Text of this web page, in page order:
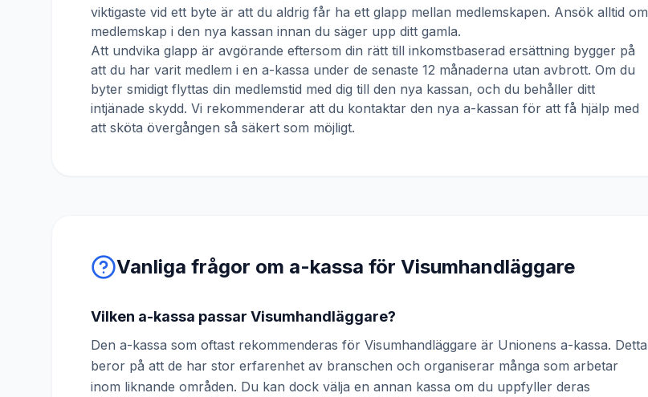
viktigaste vid ett byte är att du aldrig får ha ett glapp mellan medlemskapen. Ansök alltid om
medlemskap i den nya kassan innan du säger upp ditt gamla.
Att undvika glapp är avgörande eftersom din rätt till inkomstbaserad ersättning bygger på
att du har varit medlem i en a-kassa under de senaste 12 månaderna utan avbrott. Om du
byter smidigt flyttas din medlemstid med dig till den nya kassan, och du behåller ditt
intjänade skydd. Vi rekommenderar att du kontaktar den nya a-kassan för att få hjälp med
att sköta övergången så säkert som möjligt.
Vanliga frågor om a-kassa för Visumhandläggare
Vilken a-kassa passar Visumhandläggare?
Den a-kassa som oftast rekommenderas för Visumhandläggare är Unionens a-kassa. Detta
beror på att de har stor erfarenhet av branschen och organiserar många som arbetar
inom liknande områden. Du kan dock välja en annan kassa om du uppfyller deras